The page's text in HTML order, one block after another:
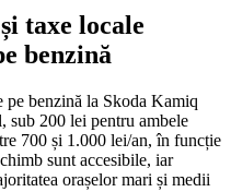
taxe locale
benzină
benzină la Skoda Kamiq
sub 200 lei pentru ambele
700 și 1.000 lei/an, în funcție
sunt accesibile, iar
orașelor mari și medii